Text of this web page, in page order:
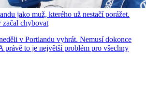
jako muž, kterého už nestačí porážet.
začal chybovat
v Portlandu vyhrát. Nemusí dokonce
právě to je největší problém pro všechny